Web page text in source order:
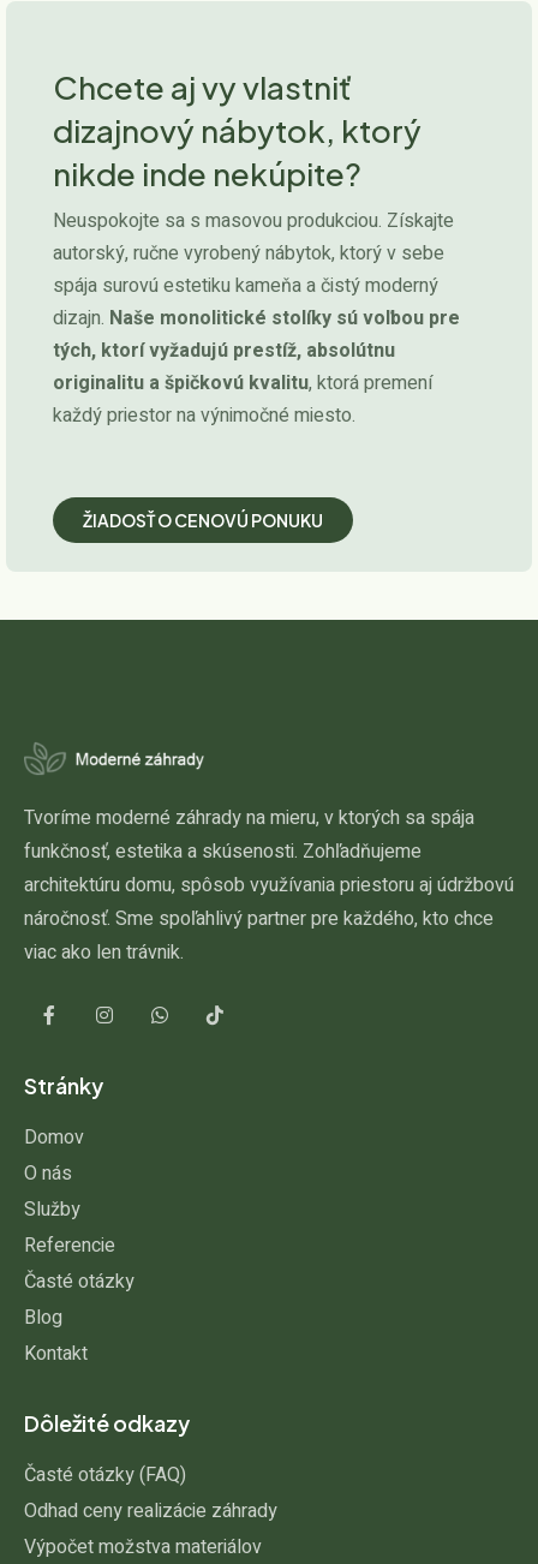
Chcete aj vy vlastniť
dizajnový nábytok, ktorý
nikde inde nekúpite?
Neuspokojte sa s masovou produkciou. Získajte
autorský, ručne vyrobený nábytok, ktorý v sebe
spája surovú estetiku kameňa a čistý moderný
dizajn. Naše monolitické stolíky sú voľbou pre
tých, ktorí vyžadujú prestíž, absolútnu
originalitu a špičkovú kvalitu, ktorá premení
každý priestor na výnimočné miesto.
ŽIADOSŤ O CENOVÚ PONUKU
Tvoríme moderné záhrady na mieru, v ktorých sa spája
funkčnosť, estetika a skúsenosti. Zohľadňujeme
architektúru domu, spôsob využívania priestoru aj údržbovú
náročnosť. Sme spoľahlivý partner pre každého, kto chce
viac ako len trávnik.
Stránky
Domov
O nás
Služby
Referencie
Časté otázky
Blog
Kontakt
Dôležité odkazy
Časté otázky (FAQ)
Odhad ceny realizácie záhrady
Výpočet možstva materiálov